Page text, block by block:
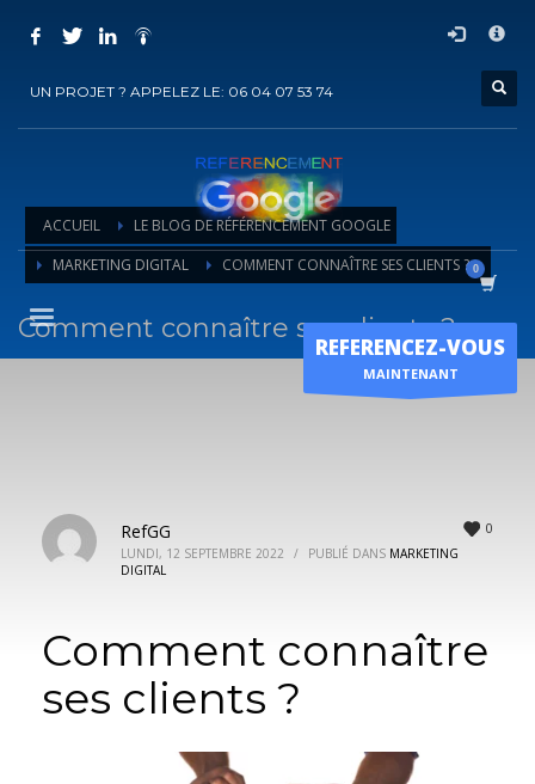
COMMENT ACHETER UN PRESTATION DE
Ajouter la prestation au panier
Vous recevrez sous 5 jours ouvrés un mail deconfirmationde
l'exécution de la prestation
Horaire d'ouverture
UN PROJET ? APPELEZ LE: 06 04 07 53 74
REFERENCEZ-VOUS
MAINTENANT
ACCUEIL
LE BLOG DE RÉFÉRENCEMENT GOOGLE
MARKETING DIGITAL
COMMENT CONNAÎTRE SES CLIENTS ?
Comment connaître ses clients ?
0
RefGG
LUNDI, 12 SEPTEMBRE 2022 / PUBLIÉ DANS MARKETING
DIGITAL
Comment connaître
ses clients ?